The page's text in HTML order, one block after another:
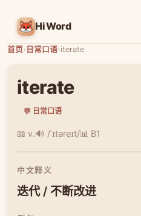
HiWord
首页› 日常口语›iterate
iterate
💬 日常口语
📖 v.🔊 /ˈɪtəreɪt/📊 B1
中文释义
迭代 / 不断改进